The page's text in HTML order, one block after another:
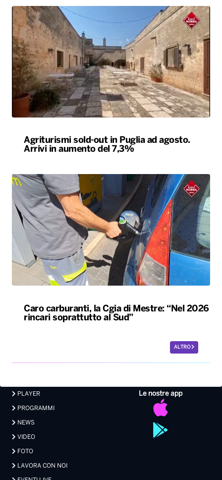
Agriturismi sold-out in Puglia ad agosto.
Arrivi in aumento del 7,3%
Caro carburanti, la Cgia di Mestre: “Nel 2026
rincari soprattutto al Sud”
ALTRO
Le nostre app
PLAYER
PROGRAMMI
NEWS
VIDEO
FOTO
LAVORA CON NOI